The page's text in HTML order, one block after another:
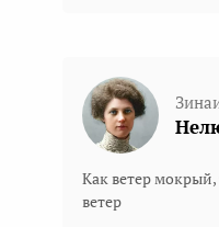
Как ветер
ветер